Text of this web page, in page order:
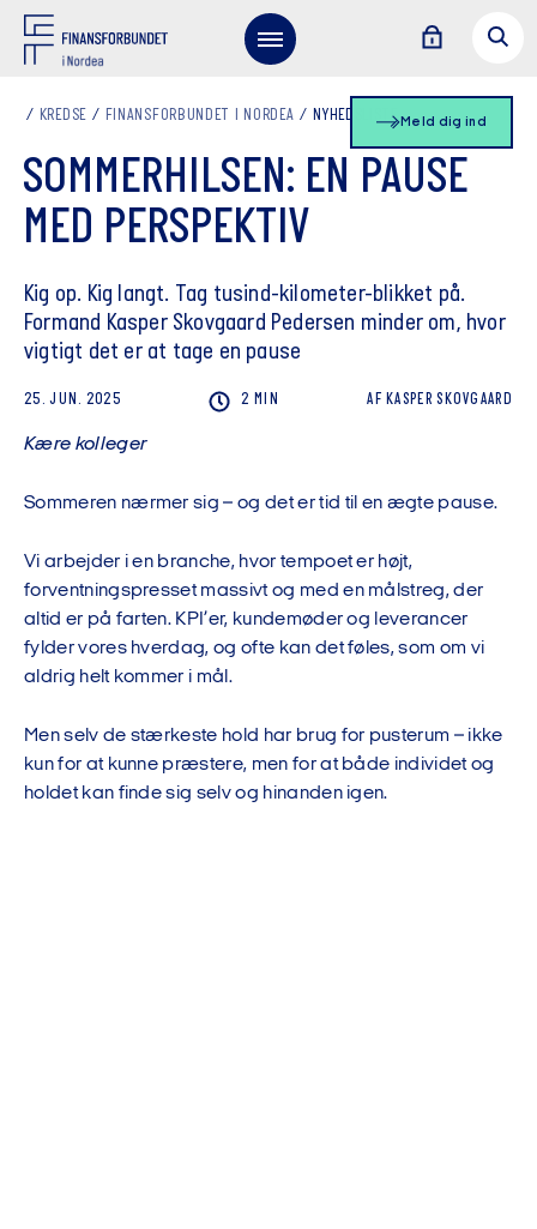
Meld dig ind
KREDSE FINANSFORBUNDET I NORDEA NYHEDSLISTE
SOMMERHILSEN: EN PAUSE
MED PERSPEKTIV
Kig op. Kig langt. Tag tusind-kilometer-blikket på.
Formand Kasper Skovgaard Pedersen minder om, hvor
vigtigt det er at tage en pause
25. JUN. 2025 2 MIN AF KASPERSKOVGAARD
Kære kolleger
Sommeren nærmer sig – og det er tid til en ægte pause.
Vi arbejder i en branche, hvor tempoet er højt,
forventningspresset massivt og med en målstreg, der
altid er på farten. KPI’er, kundemøder og leverancer
fylder vores hverdag, og ofte kan det føles, som om vi
aldrig helt kommer i mål.
Men selv de stærkeste hold har brug for pusterum – ikke
kun for at kunne præstere, men for at både individet og
holdet kan finde sig selv og hinanden igen.